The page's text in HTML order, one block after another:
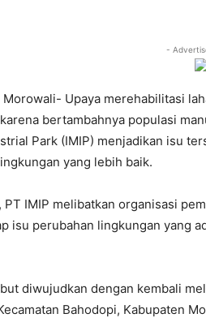
-
Morowali- Upaya merehabilitasi
bertambahnya populasi
Park (IMIP) menjadikan isu
yang lebih baik.
PT IMIP melibatkan organisasi
isu perubahan lingkungan yang
diwujudkan dengan kembali
Bahodopi, Kabupaten